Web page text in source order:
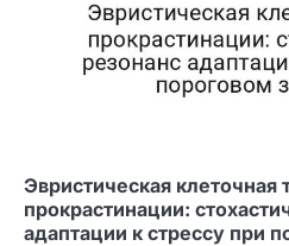
Эвристическая клеточная
прокрастинации:
адаптации к стрессу при